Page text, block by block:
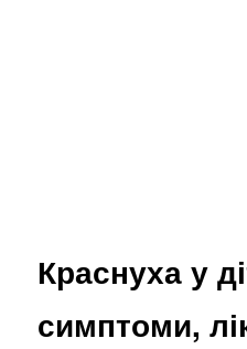
Краснуха у
симптоми,